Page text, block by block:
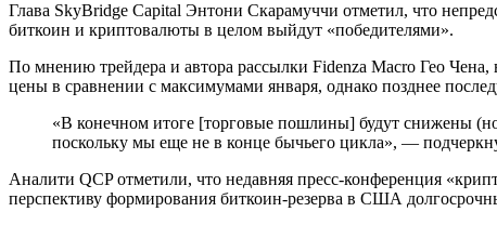
Глава SkyBridge Capital Энтони Скарамуччи отметил, что
биткоин и криптовалюты в целом выйдут «победителями».
По мнению трейдера и автора рассылки Fidenza Macro Гео
цены в сравнении с максимумами января, однако позднее
«В конечном итоге [торговые пошлины] будут снижены
поскольку мы еще не в конце бычьего цикла», —
Аналити QCP отметили, что недавняя пресс-конференция
перспективу формирования биткоин-резерва в США